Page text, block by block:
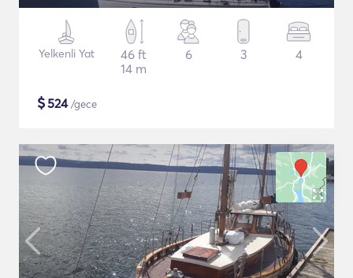
Yelkenli Yat
46 ft
14 m
6 3 4
$524/gece